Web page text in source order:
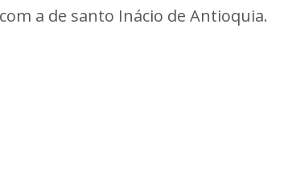
a de santo Inácio de Antioquia.